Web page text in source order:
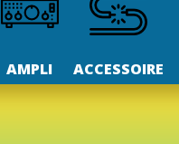
AMPLI ACCESSOIRE